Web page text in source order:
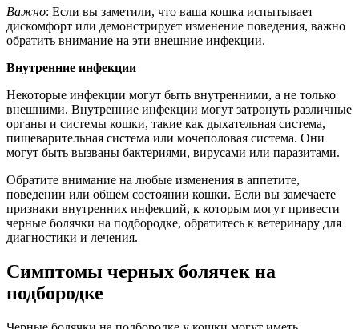
Важно: Если вы заметили, что ваша кошка испытывает
дискомфорт или демонстрирует изменение поведения, важно
обратить внимание на эти внешние инфекции.
Внутренние инфекции
Некоторые инфекции могут быть внутренними, а не только
внешними. Внутренние инфекции могут затронуть различные
органы и системы кошки, такие как дыхательная система,
пищеварительная система или мочеполовая система. Они
могут быть вызваны бактериями, вирусами или паразитами.
Обратите внимание на любые изменения в аппетите,
поведении или общем состоянии кошки. Если вы замечаете
признаки внутренних инфекций, к которым могут привести
черные болячки на подбородке, обратитесь к ветеринару для
диагностики и лечения.
Симптомы черных болячек на
подбородке